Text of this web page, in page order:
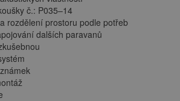
č.: P035–14
rozdělení prostoru podle potřeb
dalších paravanů